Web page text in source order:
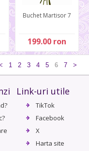
Buchet Martisor 7
199.00 ron
1 2 3 4 5 6 7 >
Link-uri utile
TikTok
Facebook
X
Harta site